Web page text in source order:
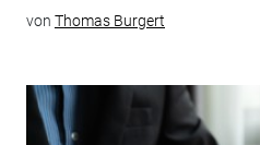
von Thomas Burgert